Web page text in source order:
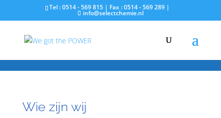
error code: 1102Tel : 0514 - 569 815 | Fax : 0514 - 569 289 |
info@selectchemie.nl
Wie zijn wij